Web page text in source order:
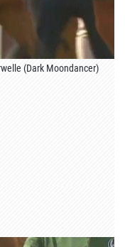
(Dark Moondancer)